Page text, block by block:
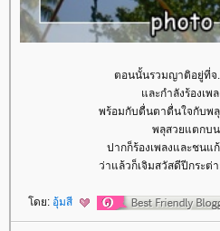
ตอนนั้นรวมญาติอยู่ที่จ
ละกำลังร้องเพ
พร้อมกับตื่นตาตื่นใจกับพลุ
พลุสวยแตกบ
ปากก็ร้องเพลงและชน
ว่าแล้วก็เจิมสวัสดีปีกระต่
ดย: อุ้มสี